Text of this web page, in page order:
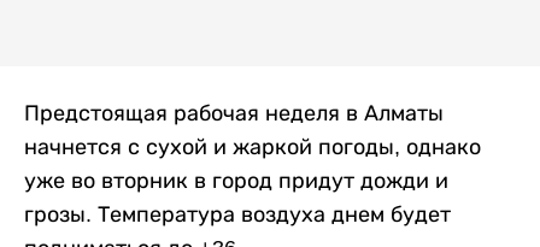
Предстоящая рабочая неделя в Алматы
начнется с сухой и жаркой погоды, однако
уже во вторник в город придут дожди и
грозы. Температура воздуха днем будет